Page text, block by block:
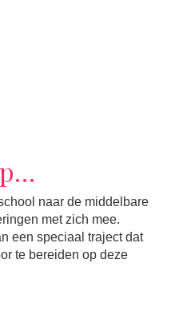
naar de middelbare
met zich mee.
een speciaal traject dat
te bereiden op deze